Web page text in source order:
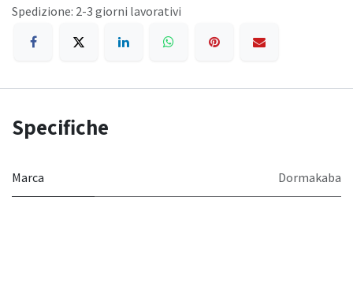
Spedizione: 2-3 giorni lavorativi
Specifiche
Marca Dormakaba